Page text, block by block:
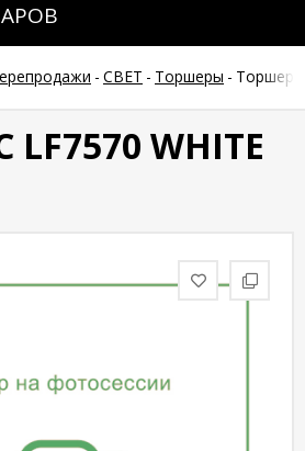
- СВЕТ - Торшеры - Торшер
WHITE